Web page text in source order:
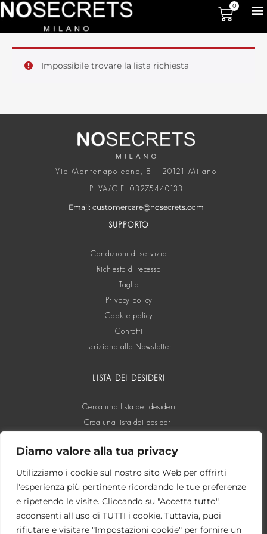
Diamo valore alla tua privacy
Utilizziamo i cookie sul nostro sito Web per offrirti
l'esperienza più pertinente ricordando le tue preferenze
e ripetendo le visite. Cliccando su "Accetta tutto",
acconsenti all'uso di TUTTI i cookie. Tuttavia, puoi
rifiutare e visitare "Impostazioni cookie" per fornire un
0
Impossibile trovare la lista richiesta
Via Montenapoleone, 8 – 20121 Milano
P.IVA/C.F. 03275440133
Email: customercare@nosecrets.com
SUPPORTO
Condizioni di servizio
Richiesta di recesso
Taglie
Privacy policy
Cookie policy
Contatti
Iscrizione alla Newsletter
LISTA DEI DESIDERI
Cerca una lista dei desideri
Crea una lista dei desideri
SOCIAL